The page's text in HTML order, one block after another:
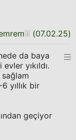
(07.02.25)
da baya
yıkıldı.
sağlam
yıllık bir
geçiyor